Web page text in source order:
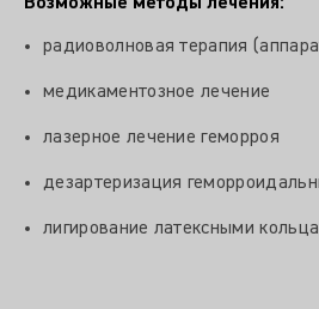
радиоволновая терапия
медикаментозное лечение
лазерное лечение геморроя
дезартеризация
лигирование латексными